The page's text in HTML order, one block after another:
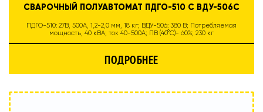
СВАРОЧНЫЙ ПОЛУАВТОМАТ ПДГО-510 С ВДУ-506С
ПДГО-510: 27В, 500А, 1,2-2,0 мм, 18 кг; ВДУ-506: 380 В; Потребляемая
мощность, 40 кВА; ток 40-500А; ПВ (40°C)- 60%; 230 кг
ПОДРОБНЕЕ